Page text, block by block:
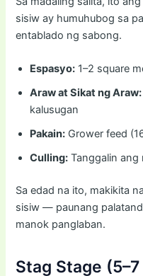
sisiw ay humuhubog sa
entablado ng sabong.
Espasyo: 1–2 square
Araw at Sikat ng Araw:
kalusugan
Pakain: Grower feed
Culling: Tanggalin ang
Sa edad na ito, makikita
sisiw — paunang
manok panglaban.
Stag Stage